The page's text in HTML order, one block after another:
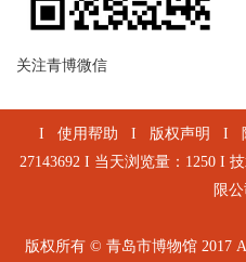
其他
陶文
关注青博微信
I 使用帮助 I 版权声明 I
27143692 I 当天浏览量：1250 I 技
限公
版权所有 © 青岛市博物馆 2017